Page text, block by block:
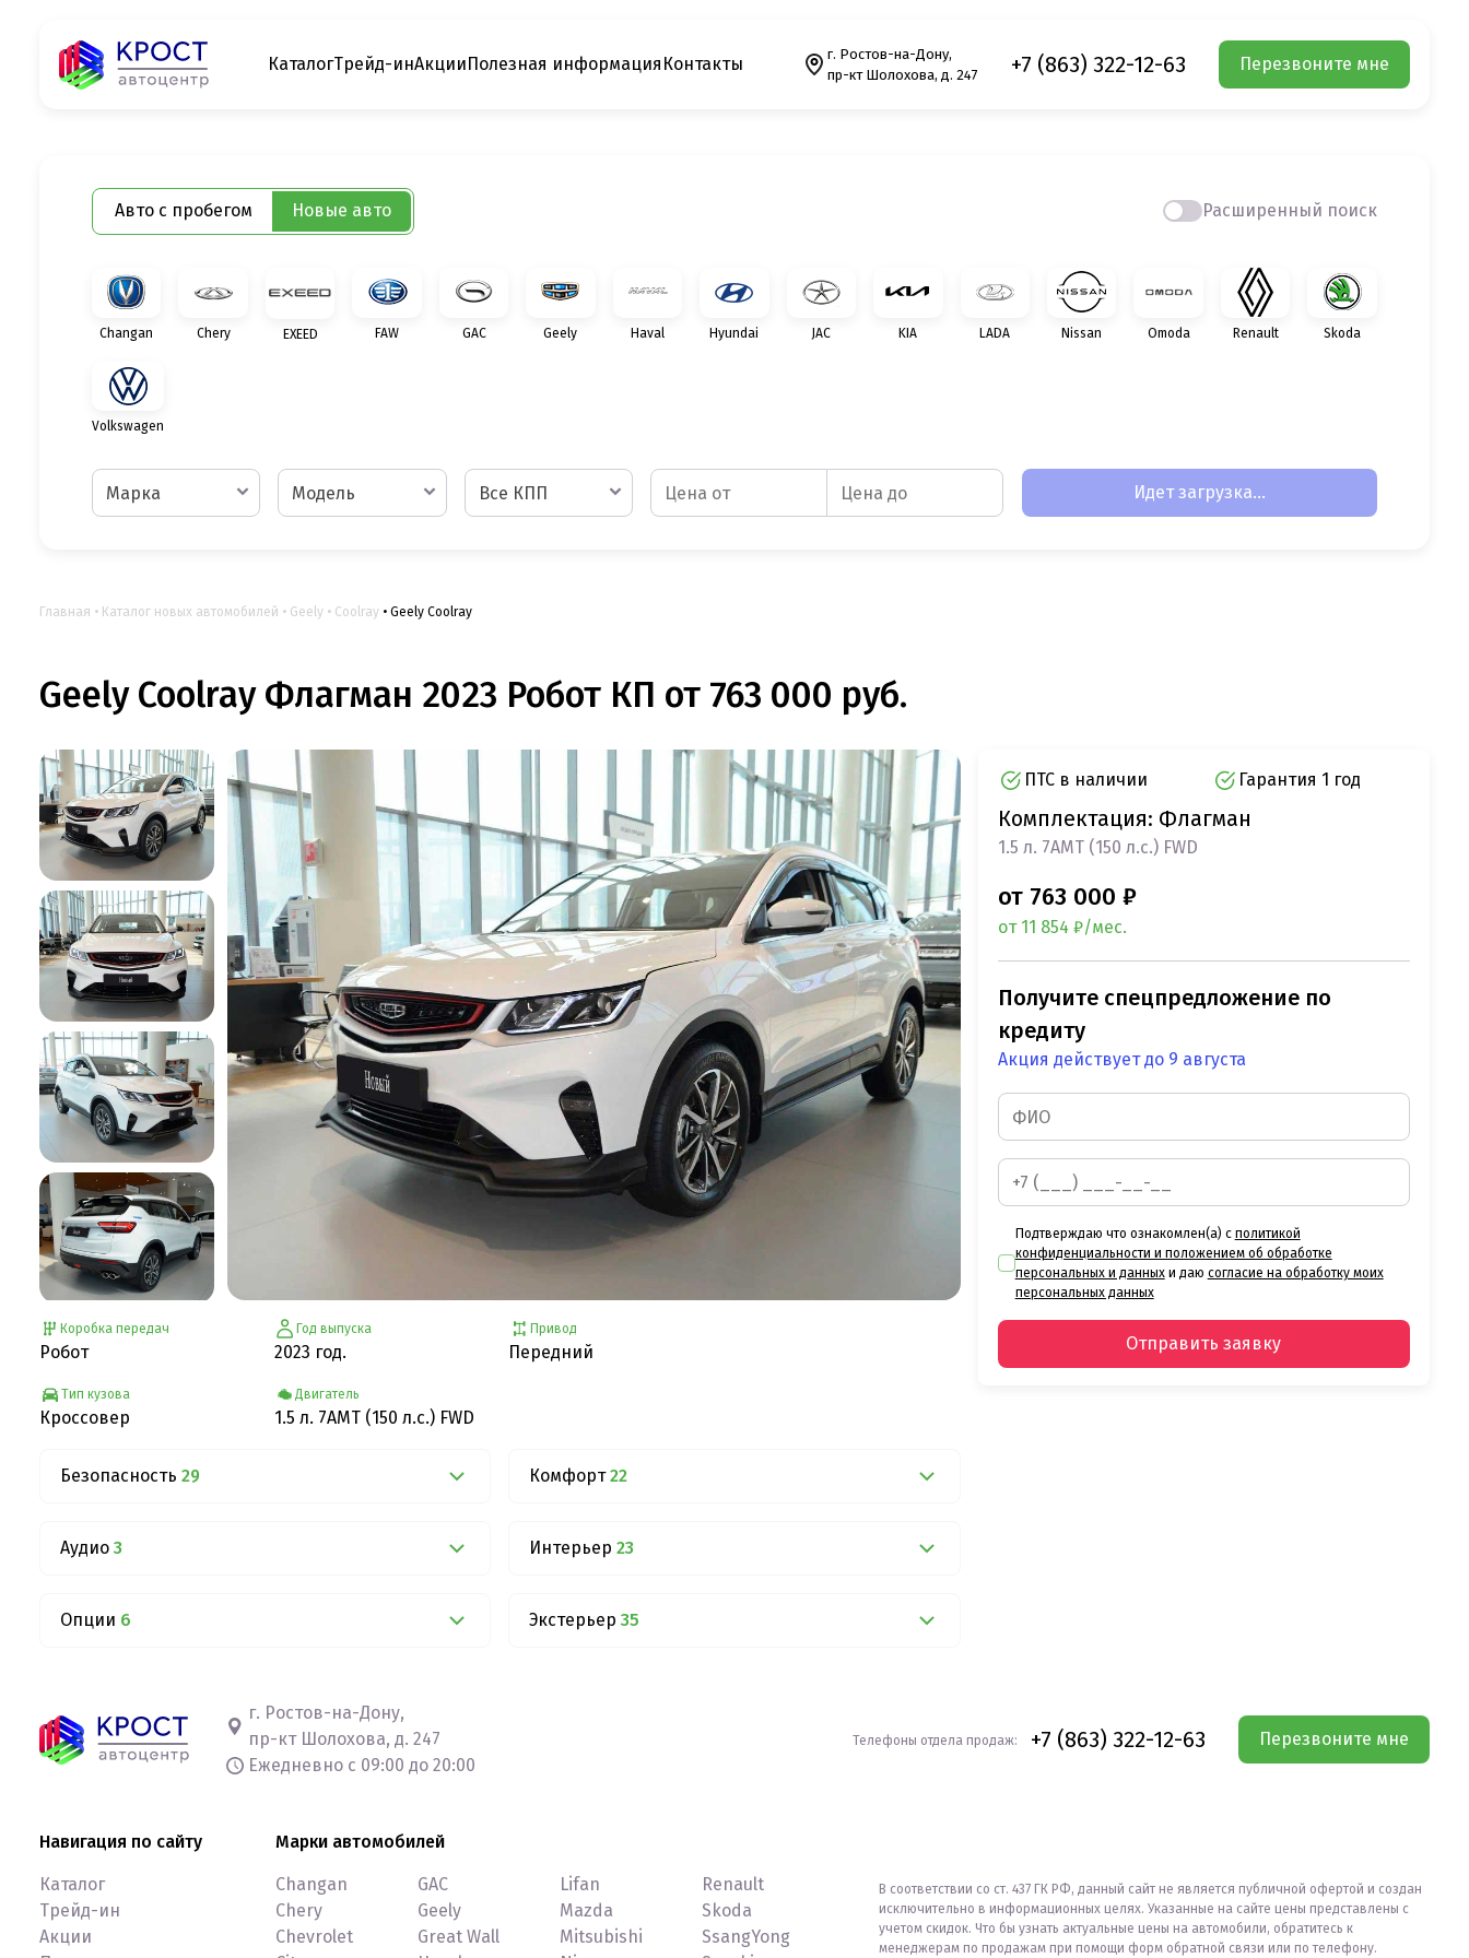
КаталогТрейд-инАкцииПолезная информация Контакты
г. Ростов-на-Дону,
пр-кт Шолохова, д. 247
+7 (863) 322-12-63 Перезвоните мне
Авто с пробегом Новые авто Расширенный поиск
Changan Chery EXEED FAW GAC Geely Haval Hyundai JAC KIA LADA Nissan Omoda Renault Skoda
Volkswagen
Марка Модель Все КПП Идет загрузка...
Главная Каталог новых автомобилей Geely Coolray Geely Coolray
Geely Coolray Флагман 2023 Робот КП от 763 000 руб.
Коробка передач
Робот
Тип кузова
Кроссовер
Год выпуска
2023 год.
Двигатель
1.5 л. 7AMT (150 л.с.) FWD
Привод
Передний
Безопасность 29 Комфорт 22
Аудио 3 Интерьер 23
Опции 6 Экстерьер 35
ПТС в наличии Гарантия 1 год
Комплектация: Флагман
1.5 л. 7AMT (150 л.с.) FWD
от 763 000 ₽
от 11 854 ₽/мес.
Получите спецпредложение по
кредиту
Акция действует до 9 августа
Подтверждаю что ознакомлен(а) с политикой
конфиденциальности и положением об обработке
персональных и данныхи даю согласие на обработку моих
персональных данных
Отправить заявку
г. Ростов-на-Дону,
пр-кт Шолохова, д. 247
Ежедневно с 09:00 до 20:00
Телефоны отдела продаж: +7 (863) 322-12-63 Перезвоните мне
Навигация по сайту
Каталог
Трейд-ин
Акции
Марки автомобилей
Changan
Chery
Chevrolet
GAC
Geely
Great Wall
Lifan
Mazda
Mitsubishi
Renault
Skoda
SsangYong
В соответствии со ст. 437 ГК РФ, данный сайт не является публичной офертой и создан
исключительно в информационных целях. Указанные на сайте цены представлены с
учетом скидок. Что бы узнать актуальные цены на автомобили, обратитесь к
менеджерам по продажам при помощи форм обратной связи или по телефону.